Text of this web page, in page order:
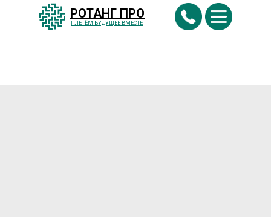
РОТАНГ ПРО
ПЛЕТËМ БУДУЩЕЕ ВМЕСТЕ